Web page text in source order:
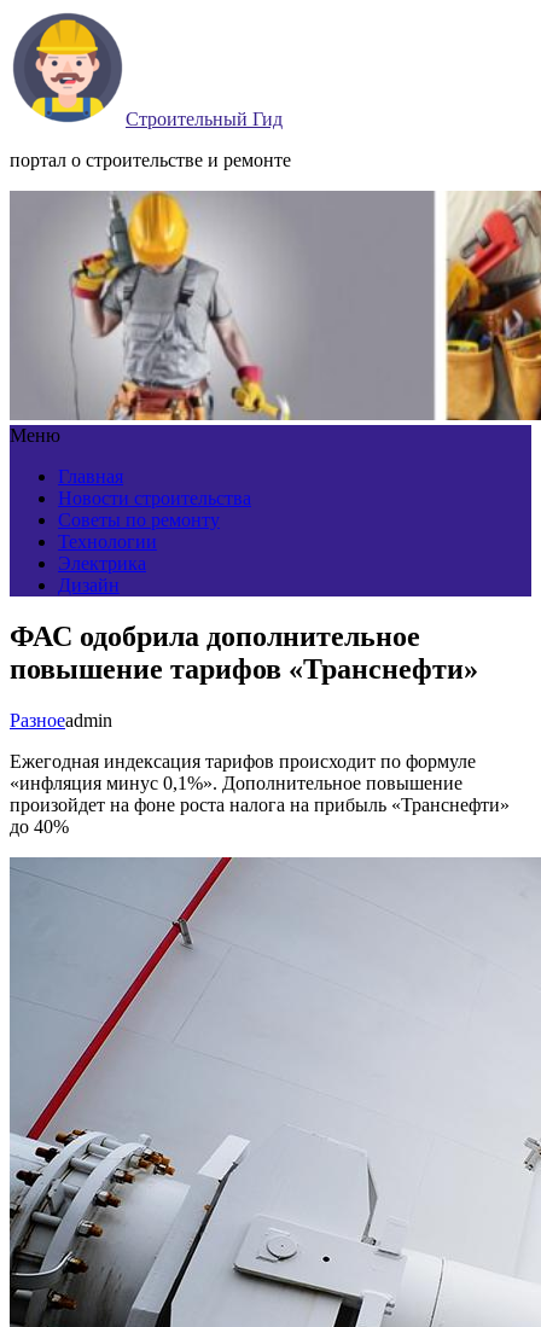
Строительный Гид
портал о строительстве и ремонте
Меню
Главная
Новости строительства
Советы по ремонту
Технологии
Электрика
Дизайн
ФАС одобрила дополнительное
повышение тарифов «Транснефти»
Разноеadmin
Ежегодная индексация тарифов происходит по формуле
«инфляция минус 0,1%». Дополнительное повышение
произойдет на фоне роста налога на прибыль «Транснефти»
до 40%